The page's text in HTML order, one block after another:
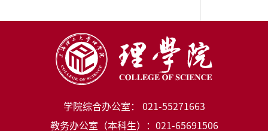
学院综合办公室： 021-55271663
教务办公室（本科生）：021-65691506